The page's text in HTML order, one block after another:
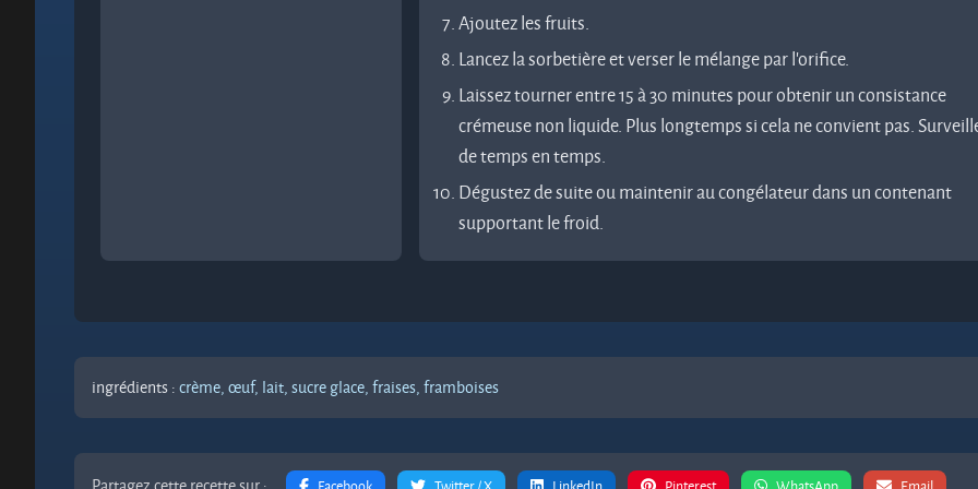
Ajoutez les fruits.
Lancez la sorbetière et verser le mélange par l'orifice.
Laissez tourner entre 15 à 30 minutes pour obtenir un consistance
crémeuse non liquide. Plus longtemps si cela ne convient pas.
de temps en temps.
Dégustez de suite ou maintenir au congélateur dans un contenant
supportant le froid.
ingrédients :crème,œuf, lait,sucre glace,fraises,framboises